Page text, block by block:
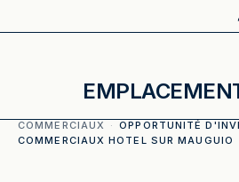
COMMERCIAUX
· OPPORTUNITÉ
COMMERCIAUX HOTEL SUR MAUGUIO